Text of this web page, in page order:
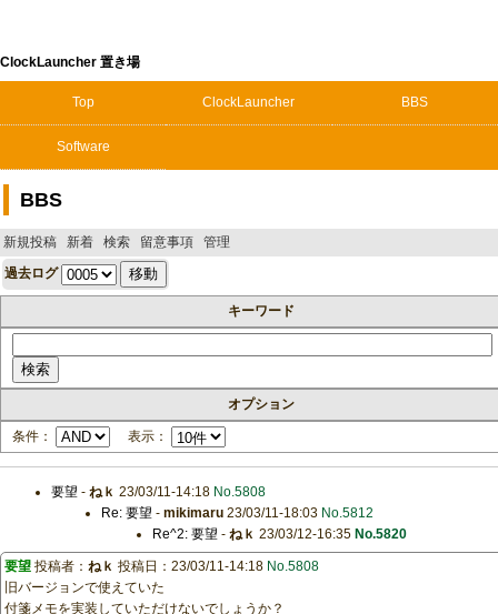
ClockLauncher 置き場
Top ClockLauncher BBS
Software
BBS
新規投稿 新着 検索 留意事項 管理
過去ログ
キーワード
オプション
条件： 表示：
要望 - ねｋ 23/03/11-14:18 No.5808
Re: 要望 -mikimaru 23/03/11-18:03 No.5812
Re^2: 要望 - ねｋ 23/03/12-16:35 No.5820
要望 投稿者： ねｋ 投稿日：23/03/11-14:18 No.5808
旧バージョンで使えていた
付箋メモを実装していただけないでしょうか？